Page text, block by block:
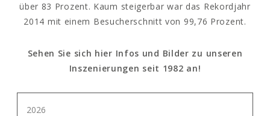
über 83 Prozent. Kaum steigerbar war das Rekordjahr
2014 mit einem Besucherschnitt von 99,76 Prozent.
Sehen Sie sich hier Infos und Bilder zu unseren
Inszenierungen seit 1982 an!
2026